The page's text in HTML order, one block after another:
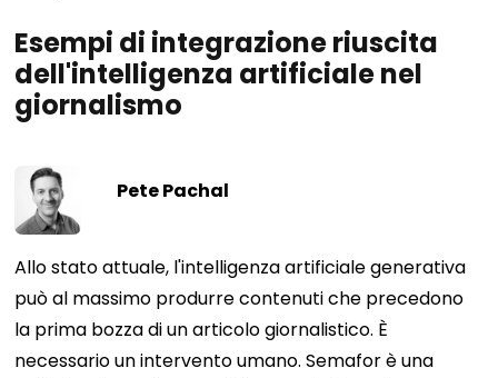
Esempi di integrazione riuscita
dell'intelligenza artificiale nel
giornalismo
Pete Pachal
Allo stato attuale, l'intelligenza artificiale generativa
può al massimo produrre contenuti che precedono
la prima bozza di un articolo giornalistico. È
necessario un intervento umano. Semafor è una